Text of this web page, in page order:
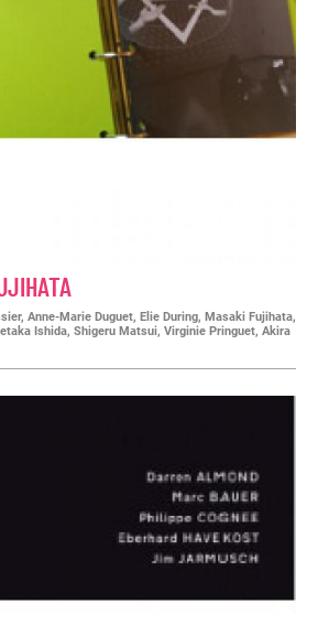
Anne-Marie Duguet, Elie During, Masaki Fujihata,
Ishida, Shigeru Matsui, Virginie Pringuet, Akira